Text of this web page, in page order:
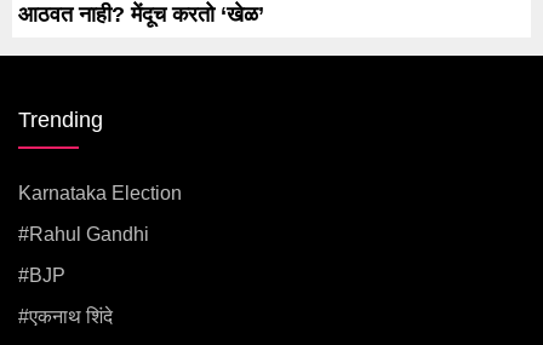
आठवत नाही? मेंदूच करतो ‘खेळ’
Trending
Karnataka Election
#rahul Gandhi
#BJP
#एकनाथ शिंदे